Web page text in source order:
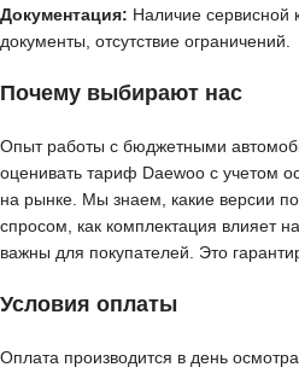
Документация: Наличие сервисной
документы, отсутствие ограничений.
Почему выбирают нас
Опыт работы с бюджетными
оценивать тариф Daewoo с учетом
на рынке. Мы знаем, какие версии
спросом, как комплектация влияет
важны для покупателей. Это
Условия оплаты
Оплата производится в день